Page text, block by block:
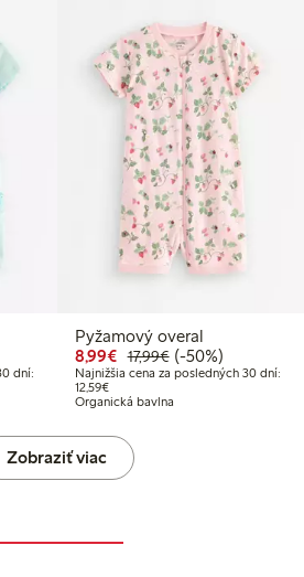
8,99 €
17,99 €
dní:
30 dní: 12,59 €
Pyžamový overal
8,99€ Zvýhodnená cena:
17,99€Bežná cena: 17,99
50% zľava
(-50%)
Najnižšia cena za posledných 30 dní:
12,59€Najnižšia cena za posledných 30
Organická bavlna
Zobraziť viac